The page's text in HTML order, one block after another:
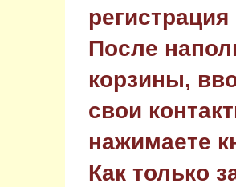
После
корзины,
свои
нажимаете
Как только